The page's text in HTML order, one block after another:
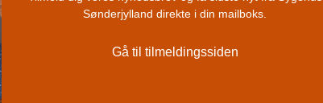
Sønderjylland direkte i din mailboks.
Gå til tilmeldingssiden